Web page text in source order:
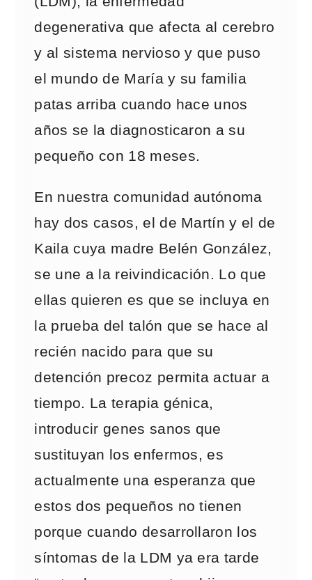
degenerativa que afecta al cerebro
y al sistema nervioso y que puso
el mundo de María y su familia
patas arriba cuando hace unos
años se la diagnosticaron a su
pequeño con 18 meses.
En nuestra comunidad autónoma
hay dos casos, el de Martín y el de
Kaila cuya madre Belén González,
se une a la reivindicación. Lo que
ellas quieren es que se incluya en
la prueba del talón que se hace al
recién nacido para que su
detención precoz permita actuar a
tiempo. La terapia génica,
introducir genes sanos que
sustituyan los enfermos, es
actualmente una esperanza que
estos dos pequeños no tienen
porque cuando desarrollaron los
síntomas de la LDM ya era tarde